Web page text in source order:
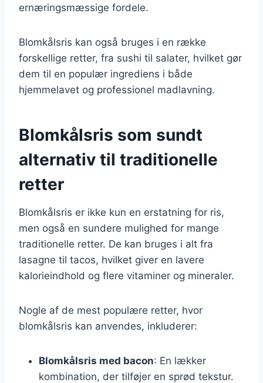
ernæringsmæssige fordele.
Blomkålsris kan også bruges i en række
forskellige retter, fra sushi til salater, hvilket gør
dem til en populær ingrediens i både
hjemmelavet og professionel madlavning.
Blomkålsris som sundt
alternativ til traditionelle
retter
Blomkålsris er ikke kun en erstatning for ris,
men også en sundere mulighed for mange
traditionelle retter. De kan bruges i alt fra
lasagne til tacos, hvilket giver en lavere
kalorieindhold og flere vitaminer og mineraler.
Nogle af de mest populære retter, hvor
blomkålsris kan anvendes, inkluderer:
Blomkålsris med bacon: En lækker
kombination, der tilføjer en sprød tekstur.